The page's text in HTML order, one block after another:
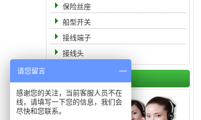
保险丝座
船型开关
接线端子
接线头
请您留言
感谢您的关注，当前客服人员不在
线，请填写一下您的信息，我们会
尽快和您联系。